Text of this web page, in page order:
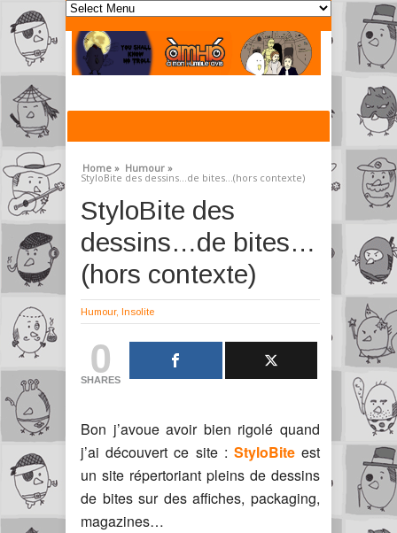
Home » Humour »
StyloBite des dessins…de bites…(hors contexte)
StyloBite des
dessins…de bites…
(hors contexte)
Humour, Insolite
0
SHARES
Bon j’avoue avoir bien rigolé quand
j’ai découvert ce site : StyloBiteest
un site répertoriant pleins de dessins
de bites sur des affiches, packaging,
magazines…